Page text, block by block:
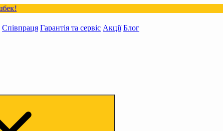
Співпраця Гарантія та сервіс Акції Блог